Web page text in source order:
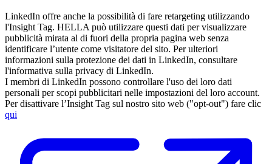
LinkedIn offre anche la possibilità di fare retargeting utilizzando
l'Insight Tag. HELLA può utilizzare questi dati per visualizzare
pubblicità mirata al di fuori della propria pagina web senza
identificare l’utente come visitatore del sito. Per ulteriori
informazioni sulla protezione dei dati in LinkedIn, consultare
l'informativa sulla privacy di LinkedIn.
I membri di LinkedIn possono controllare l'uso dei loro dati
personali per scopi pubblicitari nelle impostazioni del loro account.
Per disattivare l’Insight Tag sul nostro sito web ("opt-out") fare clic
qui